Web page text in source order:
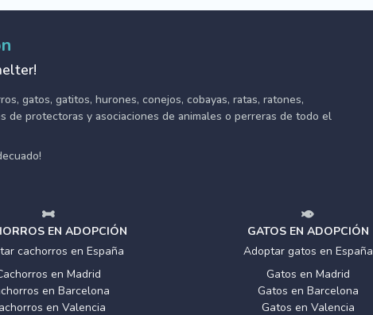
gatos, gatitos, hurones, conejos, cobayas, ratas, ratones,
de protectoras y asociaciones de animales o perreras de todo el
EN ADOPCIÓN
cachorros en España
en Madrid
en Barcelona
en Valencia
GATOS EN ADOPCIÓN
Adoptar gatos en España
Gatos en Madrid
Gatos en Barcelona
Gatos en Valencia